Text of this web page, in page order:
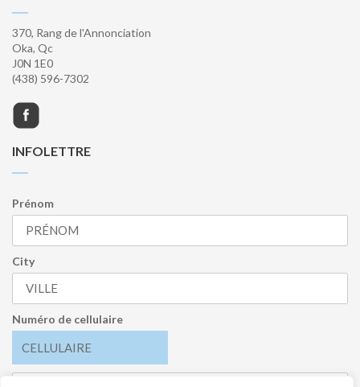
370, Rang de l'Annonciation
Oka, Qc
J0N 1E0
(438) 596-7302
INFOLETTRE
Prénom
City
Numéro de cellulaire